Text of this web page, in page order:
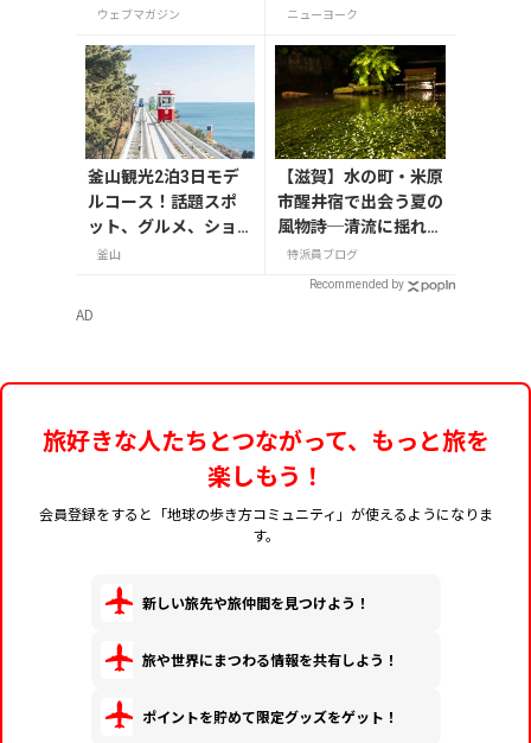
ルで絶対買いたいお
ウェブマガジン
者セレクト！
ニューヨーク
釜山観光2泊3日モデ
ルコース！話題スポ
ット、グルメ、ショ
ッピングを満喫
釜山
【滋賀】水の町・米原
市醒井宿で出会う夏の
風物詩─清流に揺れる
梅花藻（8/24までラ
イトアップ実施中）
特派員ブログ
Recommended by
AD
旅好きな人たちとつながって、もっと旅を
楽しもう！
会員登録をすると「地球の歩き方コミュニティ」が使えるようになりま
す。
新しい旅先や旅仲間を見つけよう！
旅や世界にまつわる情報を共有しよう！
ポイントを貯めて限定グッズをゲット！